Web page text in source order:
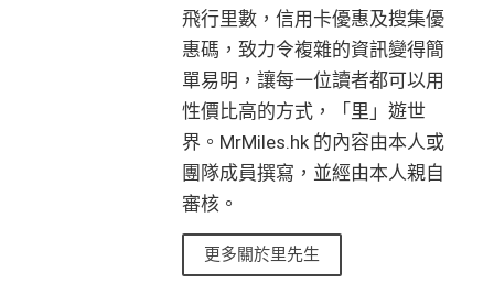
飛行里數，信用卡優惠及搜集優
惠碼，致力令複雜的資訊變得簡
單易明，讓每一位讀者都可以用
性價比高的方式，「里」遊世
界。MrMiles.hk 的內容由本人或
團隊成員撰寫，並經由本人親自
審核。
更多關於里先生